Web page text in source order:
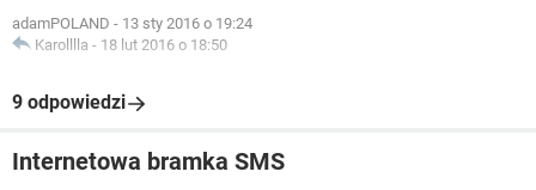
adamPOLAND - 13 sty 2016 o 19:24
Karolllla - 18 lut 2016 o 18:50
9 odpowiedzi
Internetowa bramka SMS